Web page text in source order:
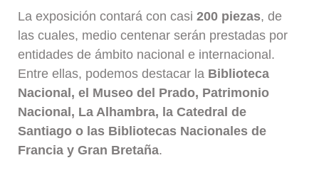
La exposición contará con casi200 piezas, de
las cuales, medio centenar serán prestadas por
entidades de ámbito nacional e internacional.
Entre ellas, podemos destacar la Biblioteca
Nacional, el Museo del Prado, Patrimonio
Nacional, La Alhambra, la Catedral de
Santiago o las Bibliotecas Nacionales de
Francia y Gran Bretaña.